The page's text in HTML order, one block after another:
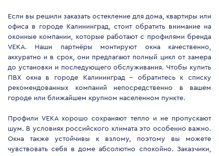
Если вы решили заказать остекление для дома, квартиры или
офиса в городе Калининград, стоит обратить внимание на
оконные компании, которые работают с профилями бренда
VEKA. Наши партнёры монтируют окна качественно,
аккуратно и в срок, они предлагают полный цикл от замера
до установки и последующего обслуживания. Чтобы купить
ПВХ окна в городе Калининград - обратитесь к списку
рекомендованных компаний непосредственно в вашем
городе или ближайшем крупном населенном пункте.
Профили VEKA хорошо сохраняют тепло и не пропускают
шум. В условиях российского климата это особенно важно.
Окна также устойчивы к взлому, поэтому вы можете
чувствовать себя в доме абсолютно спокойно. Заказчики,